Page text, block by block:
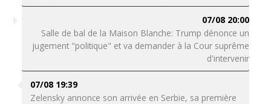
07/08 20:00
Salle de bal de la Maison Blanche: Trump dénonce un
jugement "politique" et va demander à la Cour suprême
d'intervenir
07/08 19:39
Zelensky annonce son arrivée en Serbie, sa première